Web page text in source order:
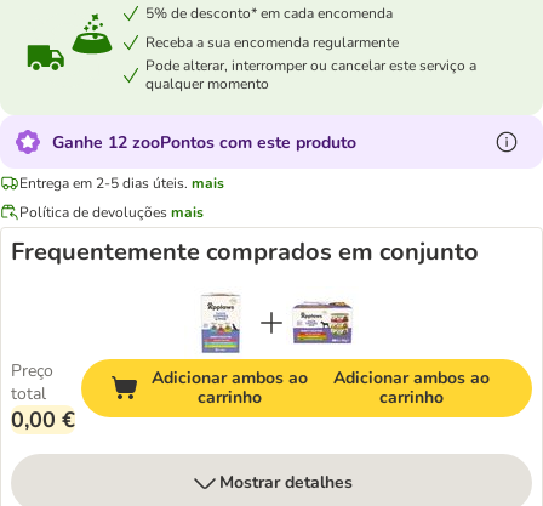
5% de desconto* em cada encomenda
Receba a sua encomenda regularmente
Pode alterar, interromper ou cancelar este serviço a
qualquer momento
Ganhe 12 zooPontos com este produto
Entrega em 2-5 dias úteis. mais
Política de devoluçõesmais
Frequentemente comprados em conjunto
Preço
total
0,00 €
Adicionar ambos ao
carrinho
Adicionar ambos ao
carrinho
Mostrar detalhes